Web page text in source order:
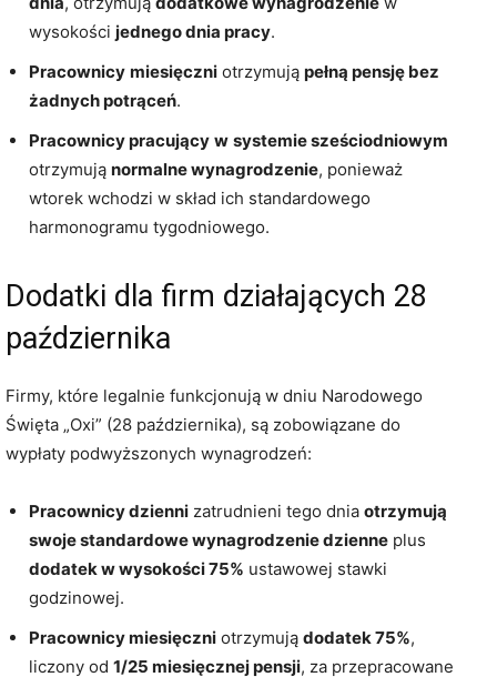
wysokości jednego dnia pracy.
Pracownicy miesięczni otrzymują pełną pensję bez
żadnych potrąceń.
Pracownicy pracujący w systemie sześciodniowym
otrzymują normalne wynagrodzenie, ponieważ
wtorek wchodzi w skład ich standardowego
harmonogramu tygodniowego.
Dodatki dla firm działających 28
października
Firmy, które legalnie funkcjonują w dniu Narodowego
Święta „Oxi” (28 października), są zobowiązane do
wypłaty podwyższonych wynagrodzeń:
Pracownicy dzienni zatrudnieni tego dnia otrzymują
swoje standardowe wynagrodzenie dzienne plus
dodatek w wysokości 75% ustawowej stawki
godzinowej.
Pracownicy miesięczni otrzymują dodatek 75%,
liczony od 1/25 miesięcznej pensji, za przepracowane